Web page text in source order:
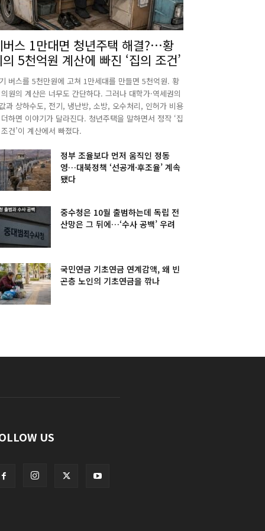
버스 1만대면 청년주택 해결?…황
5천억원 계산에 빠진 ‘집의 조건’
버스를 5천만원에 고쳐 1만세대를 만들면 5천억원. 황
원의 계산은 너무도 간단하다. 그러나 대학가·역세권의
과 상하수도, 전기, 냉난방, 소방, 오수처리, 인허가 비용
하면 이야기가 달라진다. 청년주택을 말하면서 정작 ‘집
건’이 계산에서 빠졌다.
정부 조율보다 먼저 움직인 정동
영…대북정책 ‘선공개·후조율’ 계속
됐다
중수청은 10월 출범하는데 독립 전
산망은 그 뒤에…‘수사 공백’ 우려
국민연금 기초연금 연계감액, 왜 빈
곤층 노인의 기초연금을 깎나
US